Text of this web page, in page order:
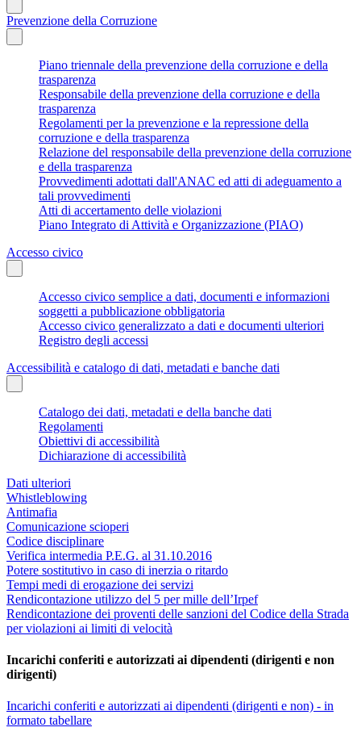
Prevenzione della Corruzione
Piano triennale della prevenzione della corruzione e della
trasparenza
Responsabile della prevenzione della corruzione e della
trasparenza
Regolamenti per la prevenzione e la repressione della
corruzione e della trasparenza
Relazione del responsabile della prevenzione della corruzione
e della trasparenza
Provvedimenti adottati dall'ANAC ed atti di adeguamento a
tali provvedimenti
Atti di accertamento delle violazioni
Piano Integrato di Attività e Organizzazione (PIAO)
Accesso civico
Accesso civico semplice a dati, documenti e informazioni
soggetti a pubblicazione obbligatoria
Accesso civico generalizzato a dati e documenti ulteriori
Registro degli accessi
Accessibilità e catalogo di dati, metadati e banche dati
Catalogo dei dati, metadati e della banche dati
Regolamenti
Obiettivi di accessibilità
Dichiarazione di accessibilità
Dati ulteriori
Whistleblowing
Antimafia
Comunicazione scioperi
Codice disciplinare
Verifica intermedia P.E.G. al 31.10.2016
Potere sostitutivo in caso di inerzia o ritardo
Tempi medi di erogazione dei servizi
Rendicontazione utilizzo del 5 per mille dell’Irpef
Rendicontazione dei proventi delle sanzioni del Codice della Strada
per violazioni ai limiti di velocità
Incarichi conferiti e autorizzati ai dipendenti (dirigenti e non
dirigenti)
Incarichi conferiti e autorizzati ai dipendenti (dirigenti e non) - in
formato tabellare